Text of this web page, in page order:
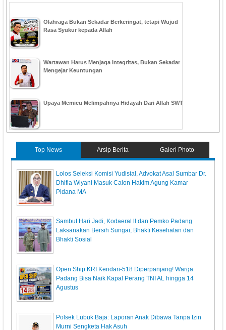
Olahraga Bukan Sekadar Berkeringat, tetapi Wujud
Rasa Syukur kepada Allah
Wartawan Harus Menjaga Integritas, Bukan Sekadar
Mengejar Keuntungan
Upaya Memicu Melimpahnya Hidayah Dari Allah SWT
Top News Arsip Berita Galeri Photo
‎Lolos Seleksi Komisi Yudisial, Advokat Asal Sumbar Dr.
Dhifla Wiyani Masuk Calon Hakim Agung Kamar
Pidana MA
Sambut Hari Jadi, Kodaeral ll dan Pemko Padang
Laksanakan Bersih Sungai, Bhakti Kesehatan dan
Bhakti Sosial
Open Ship KRI Kendari-518 Diperpanjang! Warga
Padang Bisa Naik Kapal Perang TNI AL hingga 14
Agustus
Polsek Lubuk Baja: Laporan Anak Dibawa Tanpa Izin
Murni Sengketa Hak Asuh